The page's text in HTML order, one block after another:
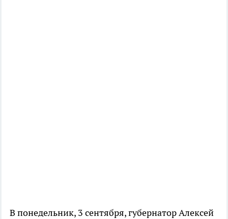
В понедельник, 3 сентября, губернатор Алексей